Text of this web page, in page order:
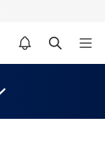
알림설정 바로가기 검색 바로가기 메뉴 열기